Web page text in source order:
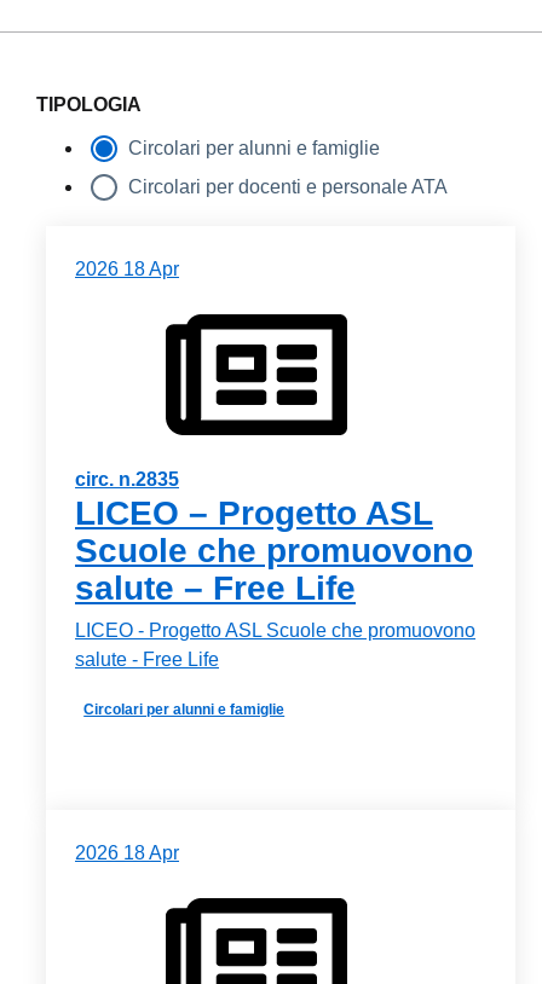
TIPOLOGIA
Circolari per alunni e famiglie
Circolari per docenti e personale ATA
2026 18Apr
circ. n.2835
LICEO – Progetto ASL
Scuole che promuovono
salute – Free Life
LICEO - Progetto ASL Scuole che promuovono
salute - Free Life
Circolari per alunni e famiglie
2026 18Apr